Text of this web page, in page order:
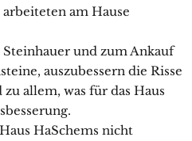
am Hause
und zum Ankauf
auszubessern die Risse
allem, was für das Haus
HaSchems nicht